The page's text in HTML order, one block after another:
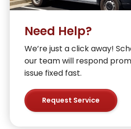
Need Help?
We’re just a click away!
our team will respond
issue fixed fast.
Request Service